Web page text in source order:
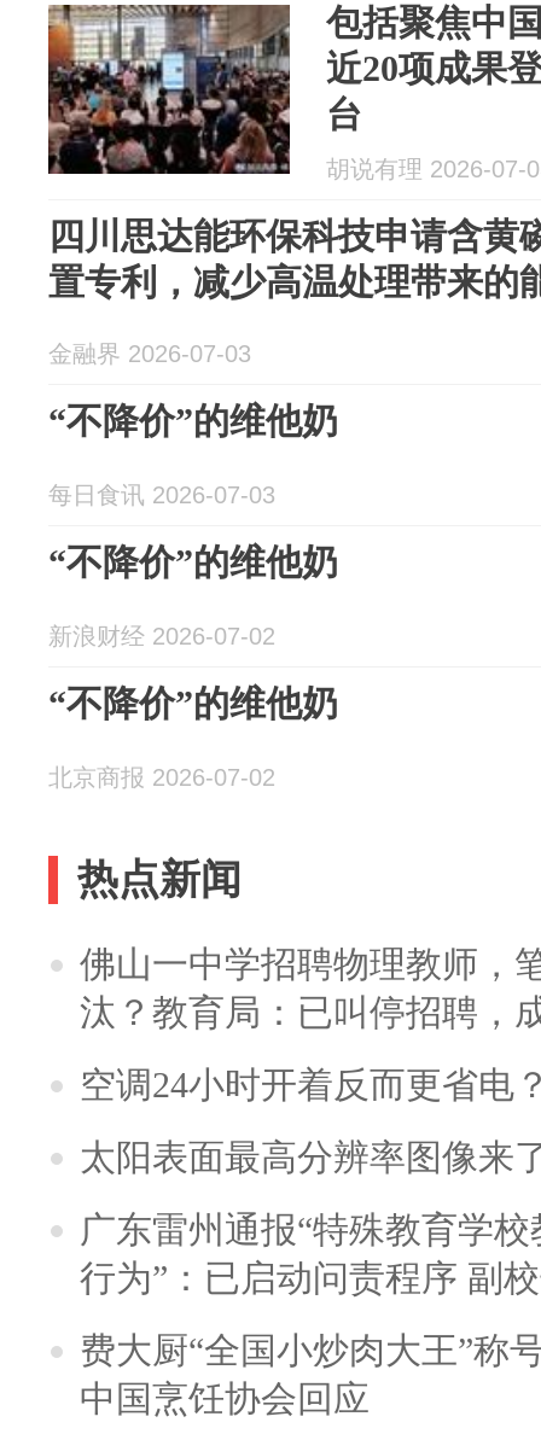
包括聚焦中
近20项成果
台
胡说有理 2026-07-
四川思达能环保科技申请含黄
置专利，减少高温处理带来的
金融界 2026-07-03
“不降价”的维他奶
每日食讯 2026-07-03
“不降价”的维他奶
新浪财经 2026-07-02
“不降价”的维他奶
北京商报 2026-07-02
热点新闻
佛山一中学招聘物理教师，
汰？教育局：已叫停招聘，
空调24小时开着反而更省电
太阳表面最高分辨率图像来
广东雷州通报“特殊教育学
行为”：已启动问责程序 副
费大厨“全国小炒肉大王”称
中国烹饪协会回应